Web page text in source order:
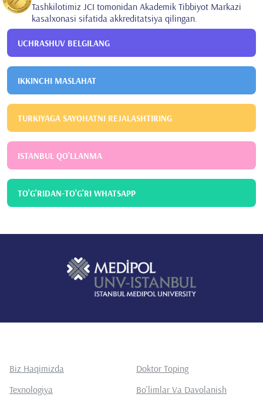
Tashkilotimiz JCI tomonidan Akademik Tibbiyot Markazi
kasalxonasi sifatida akkreditatsiya qilingan.
UCHRASHUV BELGILANG
IKKINCHI MASLAHAT
TURKIYAGA SAYOHATNI REJALASHTIRING
ISTANBUL QO'LLANMA
TO'G'RIDAN-TO'G'RI WHATSAPP
Biz Haqimizda
Doktor Toping
Texnologiya
Bo'limlar Va Davolanish